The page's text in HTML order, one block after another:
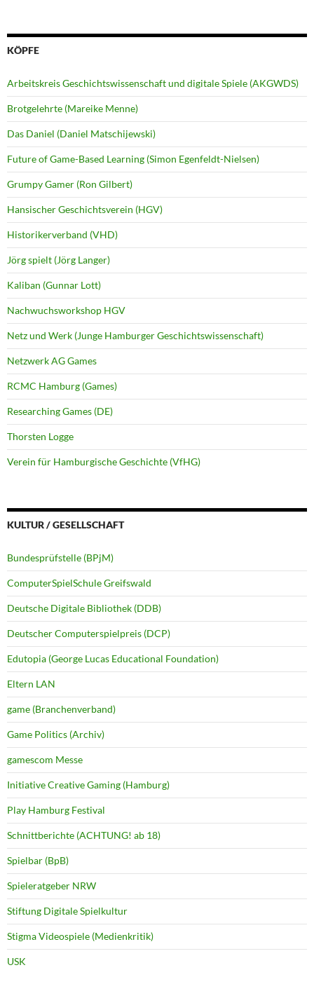
KÖPFE
Arbeitskreis Geschichtswissenschaft und digitale Spiele (AKGWDS)
Brotgelehrte (Mareike Menne)
Das Daniel (Daniel Matschijewski)
Future of Game-Based Learning (Simon Egenfeldt-Nielsen)
Grumpy Gamer (Ron Gilbert)
Hansischer Geschichtsverein (HGV)
Historikerverband (VHD)
Jörg spielt (Jörg Langer)
Kaliban (Gunnar Lott)
Nachwuchsworkshop HGV
Netz und Werk (Junge Hamburger Geschichtswissenschaft)
Netzwerk AG Games
RCMC Hamburg (Games)
Researching Games (DE)
Thorsten Logge
Verein für Hamburgische Geschichte (VfHG)
KULTUR / GESELLSCHAFT
Bundesprüfstelle (BPjM)
ComputerSpielSchule Greifswald
Deutsche Digitale Bibliothek (DDB)
Deutscher Computerspielpreis (DCP)
Edutopia (George Lucas Educational Foundation)
Eltern LAN
game (Branchenverband)
Game Politics (Archiv)
gamescom Messe
Initiative Creative Gaming (Hamburg)
Play Hamburg Festival
Schnittberichte (ACHTUNG! ab 18)
Spielbar (BpB)
Spieleratgeber NRW
Stiftung Digitale Spielkultur
Stigma Videospiele (Medienkritik)
USK